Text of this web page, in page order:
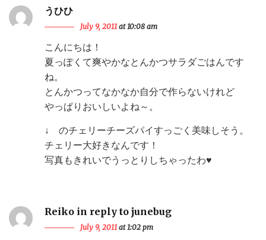
うひひ
July 9, 2011 at 10:08 am
こんにちは！
夏っぽくて爽やかなとんかつサラダごはんです
ね。
とんかつってなかなか自分で作らないけれど
やっぱりおいしいよね～。
↓ のチェリーチーズパイすっごく美味しそう。
チェリー大好きなんです！
写真もきれいでうっとりしちゃったわ♥
Reiko in reply to junebug
July 9, 2011 at 1:02 pm